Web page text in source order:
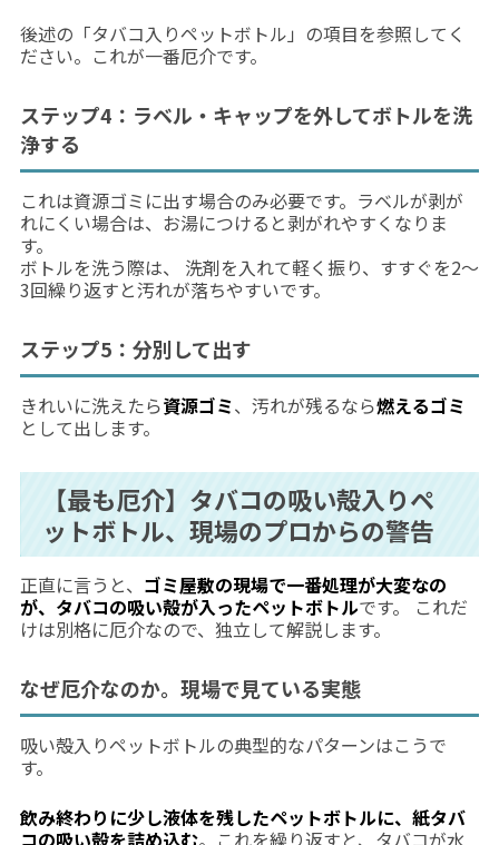
後述の「タバコ入りペットボトル」の項目を参照してく
ださい。これが一番厄介です。
ステップ4：ラベル・キャップを外してボトルを洗
浄する
これは資源ゴミに出す場合のみ必要です。ラベルが剥が
れにくい場合は、お湯につけると剥がれやすくなりま
す。
ボトルを洗う際は、 洗剤を入れて軽く振り、すすぐを2〜
3回繰り返すと汚れが落ちやすいです。
ステップ5：分別して出す
きれいに洗えたら資源ゴミ、汚れが残るなら燃えるゴミ
として出します。
【最も厄介】タバコの吸い殻入りペ
ットボトル、現場のプロからの警告
正直に言うと、 ゴミ屋敷の現場で一番処理が大変なの
が、タバコの吸い殻が入ったペットボトルです。 これだ
けは別格に厄介なので、独立して解説します。
なぜ厄介なのか。現場で見ている実態
吸い殻入りペットボトルの典型的なパターンはこうで
す。
飲み終わりに少し液体を残したペットボトルに、紙タバ
コの吸い殻を詰め込む。これを繰り返すと、タバコが水